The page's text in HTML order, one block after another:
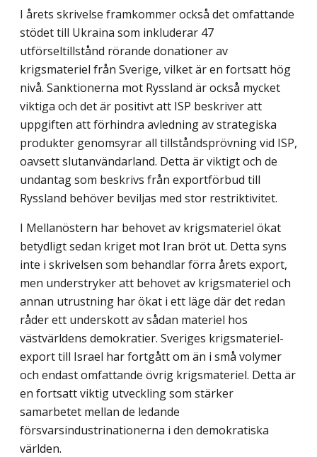
I årets skrivelse framkommer också det omfattande
stödet till Ukraina som inkluderar 47
utförseltillstånd rörande donationer av
krigsmateriel från Sverige, vilket är en fortsatt hög
nivå. Sanktionerna mot Ryssland är också mycket
viktiga och det är positivt att ISP beskriver att
uppgiften att förhindra avledning av strategiska
produkter genomsyrar all tillståndsprövning vid ISP,
oavsett slutanvändarland. Detta är viktigt och de
undantag som beskrivs från exportförbud till
Ryssland behöver beviljas med stor restriktivitet.
I Mellanöstern har behovet av krigsmateriel ökat
betydligt sedan kriget mot Iran bröt ut. Detta syns
inte i skrivelsen som behandlar förra årets export,
men understryker att behovet av krigsmateriel och
annan utrustning har ökat i ett läge där det redan
råder ett underskott av sådan materiel hos
västvärldens demokratier. Sveriges krigsmateriel­
export till Israel har fortgått om än i små volymer
och endast omfattande övrig krigs­materiel. Detta är
en fortsatt viktig utveckling som stärker
samarbetet mellan de ledande
försvarsindustrinationerna i den demokratiska
världen.